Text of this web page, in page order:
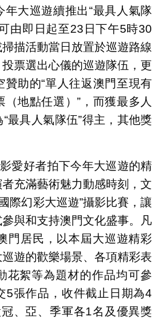
大巡遊續推出“最具人氣隊
由即日起至23日下午5時30
描活動當日放置於巡遊路線
票選出心儀的巡遊隊伍，更
助的“單人往返澳門至現有
地點任選）”，而獲最多人
最具人氣隊伍”得主，其他獎
愛好者拍下今年大巡遊的精
充滿藝術魅力動感時刻，文
際幻彩大巡遊”攝影比賽，讓
與和支持澳門文化盛事。凡
門居民，以本屆大巡遊精彩
遊的歡樂場景、各項精彩表
花絮等為題材的作品均可參
5張作品，收件截止日期為4
、亞、季軍各1名及優異獎